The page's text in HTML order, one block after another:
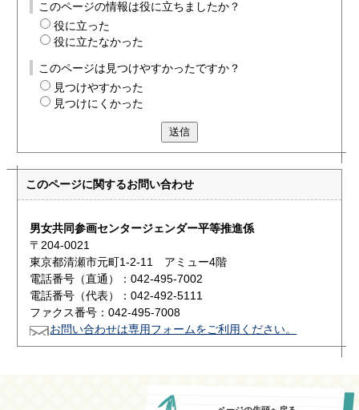
このページの情報は役に立ちましたか？
役に立った
役に立たなかった
このページは見つけやすかったですか？
見つけやすかった
見つけにくかった
送信
このページに関するお問い合わせ
男女共同参画センタージェンダー平等推進係
〒204-0021
東京都清瀬市元町1-2-11 アミュー4階
電話番号（直通）：042-495-7002
電話番号（代表）：042-492-5111
ファクス番号：042-495-7008
お問い合わせは専用フォームをご利用ください。